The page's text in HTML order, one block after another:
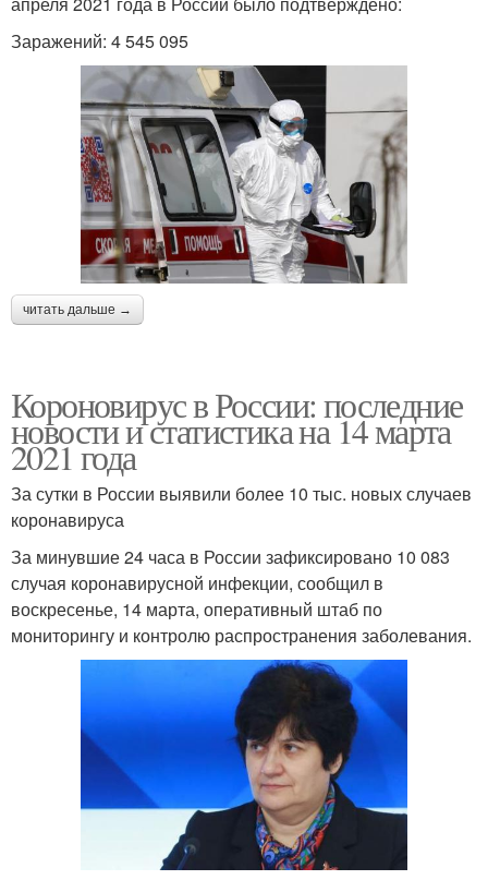
Заражений: 4 545 095
читать дальше →
Короновирус в России: последние
новости и статистика на 14 марта
2021 года
За сутки в России выявили более 10 тыс. новых случаев
коронавируса
За минувшие 24 часа в России зафиксировано 10 083
случая коронавирусной инфекции, сообщил в
воскресенье, 14 марта, оперативный штаб по
мониторингу и контролю распространения заболевания.